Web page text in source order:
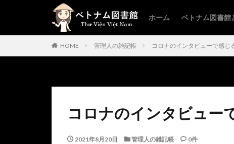
ホーム ベトナム図書館
HOME 管理人の雑記帳 コロナのインタビューで感じ
コロナのインタビュー
2021年8月20日 管理人の雑記帳 0件